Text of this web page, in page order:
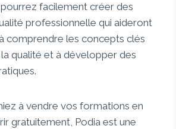
facilement créer des
professionnelle qui aideront
comprendre les concepts clés
qualité et à développer des
à vendre vos formations en
gratuitement, Podia est une